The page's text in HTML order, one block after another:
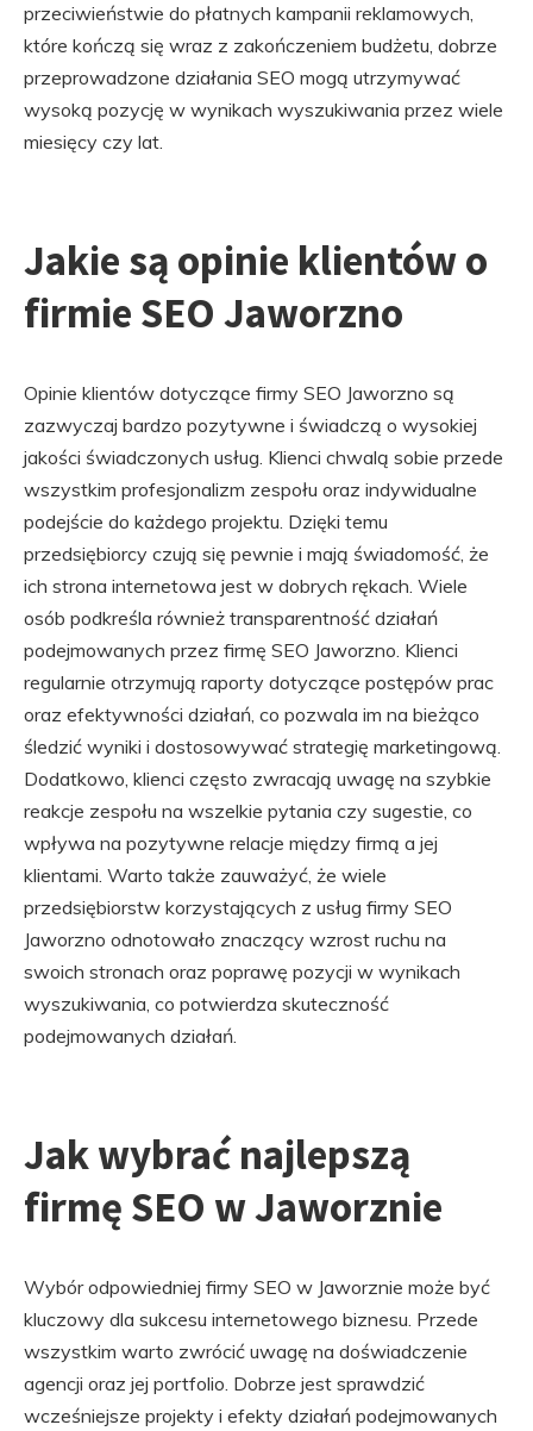
przeciwieństwie do płatnych kampanii reklamowych,
które kończą się wraz z zakończeniem budżetu, dobrze
przeprowadzone działania SEO mogą utrzymywać
wysoką pozycję w wynikach wyszukiwania przez wiele
miesięcy czy lat.
Jakie są opinie klientów o
firmie SEO Jaworzno
Opinie klientów dotyczące firmy SEO Jaworzno są
zazwyczaj bardzo pozytywne i świadczą o wysokiej
jakości świadczonych usług. Klienci chwalą sobie przede
wszystkim profesjonalizm zespołu oraz indywidualne
podejście do każdego projektu. Dzięki temu
przedsiębiorcy czują się pewnie i mają świadomość, że
ich strona internetowa jest w dobrych rękach. Wiele
osób podkreśla również transparentność działań
podejmowanych przez firmę SEO Jaworzno. Klienci
regularnie otrzymują raporty dotyczące postępów prac
oraz efektywności działań, co pozwala im na bieżąco
śledzić wyniki i dostosowywać strategię marketingową.
Dodatkowo, klienci często zwracają uwagę na szybkie
reakcje zespołu na wszelkie pytania czy sugestie, co
wpływa na pozytywne relacje między firmą a jej
klientami. Warto także zauważyć, że wiele
przedsiębiorstw korzystających z usług firmy SEO
Jaworzno odnotowało znaczący wzrost ruchu na
swoich stronach oraz poprawę pozycji w wynikach
wyszukiwania, co potwierdza skuteczność
podejmowanych działań.
Jak wybrać najlepszą
firmę SEO w Jaworznie
Wybór odpowiedniej firmy SEO w Jaworznie może być
kluczowy dla sukcesu internetowego biznesu. Przede
wszystkim warto zwrócić uwagę na doświadczenie
agencji oraz jej portfolio. Dobrze jest sprawdzić
wcześniejsze projekty i efekty działań podejmowanych